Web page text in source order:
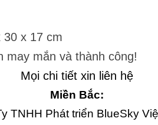
30 x 17 cm
may mắn và thành công!
Mọi chi tiết xin liên hệ
Miền Bắc:
TNHH Phát triển BlueSky